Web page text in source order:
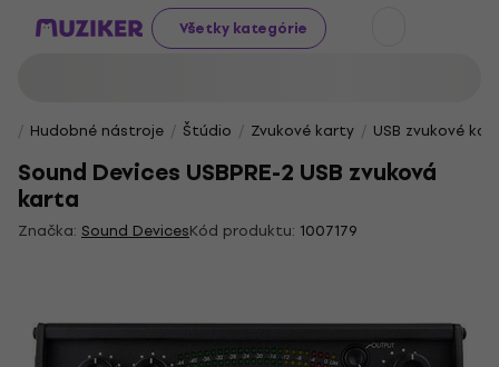
Všetky kategórie
Hudobné nástroje Štúdio Zvukové karty USB zvukové
Sound Devices USBPRE-2 USB zvuková
karta
Značka: Sound DevicesKód produktu: 1007179